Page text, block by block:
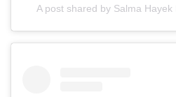
A post shared by Salma